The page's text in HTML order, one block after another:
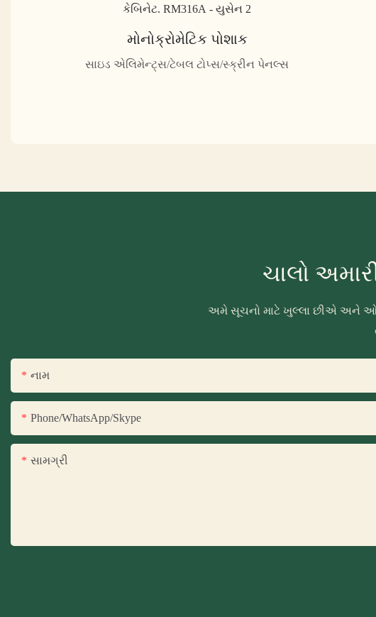
મોનોક્રોમેટિક પોશાક
સાઇડ એલિમેન્ટ્સ/ટેબલ ટોપ્સ/સ્ક્રીન પેનલ્સ
ચાલો
અમે સૂચનો માટે ખુલ્લા છીએ અને
નામ
Phone/WhatsApp/Skype
સામગ્રી